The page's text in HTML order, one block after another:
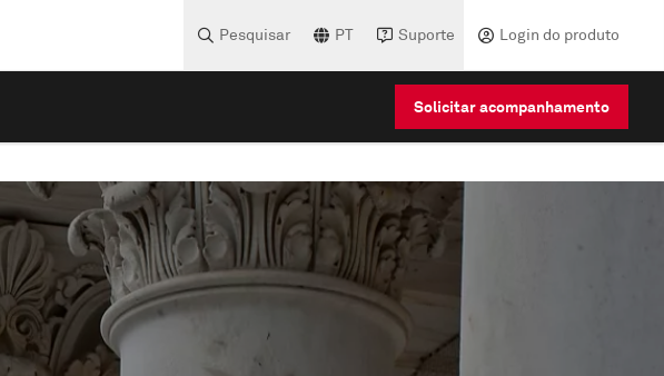
Pesquisar PT Suporte Login do produto
Solicitar acompanhamento